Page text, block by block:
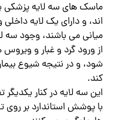
ماسک های سه لایه پزشکی
اند، و دارای یک لایه
میانی می باشند، وجود
از ورود گرد و غبار و
شود، و در نتیجه شیوع
کند.
این سه لایه در کنار یکدیگر
با پوشش استاندارد بر روی